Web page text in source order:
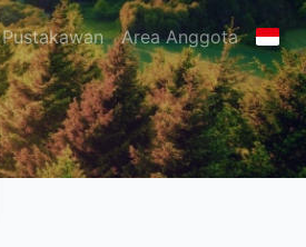
Pustakawan Area Anggota